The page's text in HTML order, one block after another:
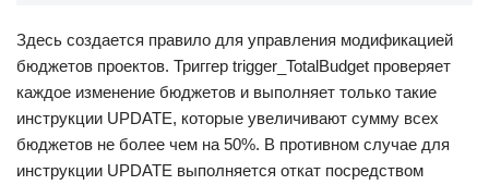
Здесь создается правило для управления модификацией
бюджетов проектов. Триггер trigger_TotalBudget проверяет
каждое изменение бюджетов и выполняет только такие
инструкции UPDATE, которые увеличивают сумму всех
бюджетов не более чем на 50%. В противном случае для
инструкции UPDATE выполняется откат посредством